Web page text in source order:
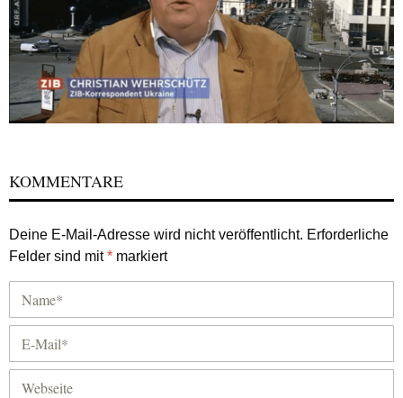
KOMMENTARE
Deine E-Mail-Adresse wird nicht veröffentlicht. Erforderliche
Felder sind mit* markiert